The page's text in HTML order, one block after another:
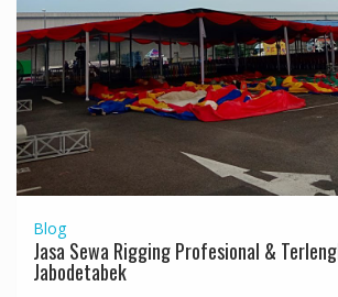
Blog
Jasa Sewa Rigging Profesional &
Jabodetabek